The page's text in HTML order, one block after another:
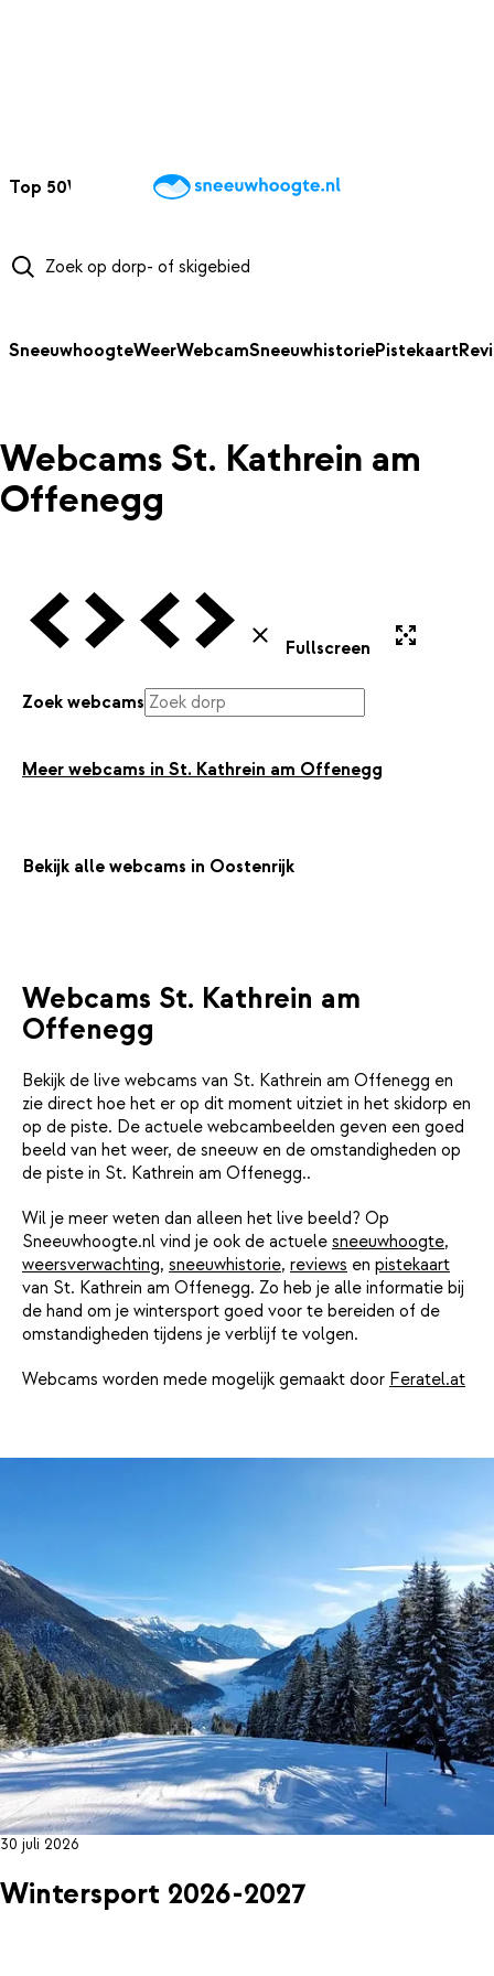
Top 50Webcams WintersportweerKaarten
SneeuwhoogteWeerWebcamSneeuwhistoriePistekaart
Webcams St. Kathrein am
Offenegg
Vorige Webcam
Volgende Webcam
Vorige Webcam
Volgende Webcam
Sluiten
Fullscreen
Zoek webcams
Meer webcams in St. Kathrein am Offenegg
Bekijk alle webcams in Oostenrijk
Webcams St. Kathrein am
Offenegg
Bekijk de live webcams van St. Kathrein am Offenegg en
zie direct hoe het er op dit moment uitziet in het skidorp en
op de piste. De actuele webcambeelden geven een goed
beeld van het weer, de sneeuw en de omstandigheden op
de piste in St. Kathrein am Offenegg..
Wil je meer weten dan alleen het live beeld? Op
Sneeuwhoogte.nl vind je ook de actuele sneeuwhoogte,
weersverwachting, sneeuwhistorie, reviews en pistekaart
van St. Kathrein am Offenegg. Zo heb je alle informatie bij
de hand om je wintersport goed voor te bereiden of de
omstandigheden tijdens je verblijf te volgen.
Webcams worden mede mogelijk gemaakt door Feratel.at
30 juli 2026
Wintersport 2026-2027